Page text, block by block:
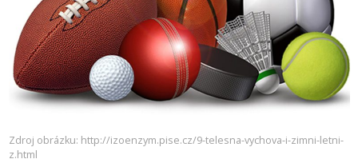
Zdroj obrázku: http://izoenzym.pise.cz/9-telesna-vychova-i-zimni-letni-
z.html